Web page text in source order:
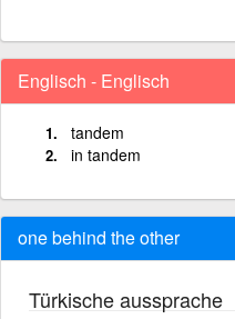
Englisch - Englisch
tandem
in tandem
one behind the other
Türkische aussprache